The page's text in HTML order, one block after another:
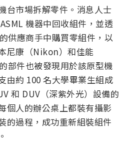
台市場拆解零件。消息人士
機器中回收組件，並透
供應商手中購買零組件，以
尼康（Nikon）和佳能
部件也被發現用於該原型機
由約 100 名大學畢業生組成
和 DUV（深紫外光）設備的
個人的辦公桌上都裝有攝影
的過程，成功重新組裝組件